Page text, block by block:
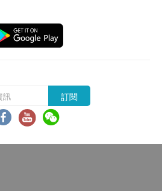
訂閱